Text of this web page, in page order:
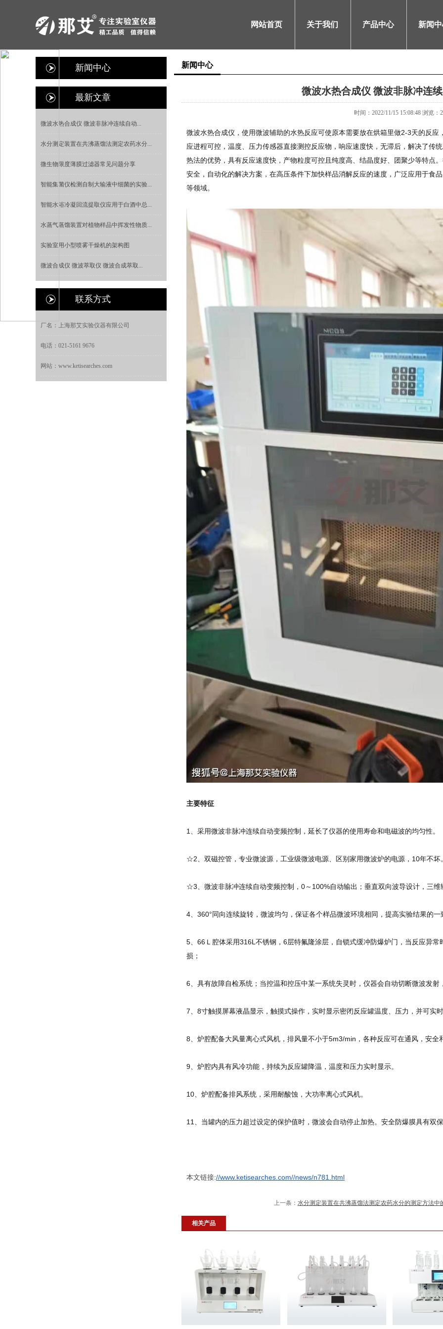
网站首页 关于我们 产品中心 新闻
新闻中心
最新文章
微波水热合成仪 微波非脉冲连续自动...
水分测定装置在共沸蒸馏法测定农药水分...
微生物限度薄膜过滤器常见问题分享
智能集菌仪检测自制大输液中细菌的实验...
智能水浴冷凝回流提取仪应用于白酒中总...
水蒸气蒸馏装置对植物样品中挥发性物质...
实验室用小型喷雾干燥机的架构图
微波合成仪 微波萃取仪 微波合成萃取...
联系方式
厂名：上海那艾实验仪器有限公司
电话：021-5161 9676
网站：www.ketisearches.com
新闻中心
微波水热合成仪 微波非脉冲连
时间：2022/11/15 15:08:48 浏览：
微波水热合成仪，使用微波辅助的水热反应可使原本需要放在烘箱里做2-3天的反
应进程可控，温度、压力传感器直接测控反应物，响应速度快，无滞后，解决了传
热法的优势，具有反应速度快，产物粒度可控且纯度高、结晶度好、团聚少等特点
安全，自动化的解决方案，在高压条件下加快样品消解反应的速度，广泛应用于食
等领域。
主要特征
1、采用微波非脉冲连续自动变频控制，延长了仪器的使用寿命和电磁波的均匀性。
☆2、双磁控管，专业微波源，工业级微波电源、区别家用微波炉的电源，10年不坏
☆3、微波非脉冲连续自动变频控制，0～100%自动输出；垂直双向波导设计，三
4、360°同向连续旋转，微波均匀，保证各个样品微波环境相同，提高实验结果的一
5、66Ｌ腔体采用316L不锈钢，6层特氟隆涂层，自锁式缓冲防爆炉门，当反应异
损；
6、具有故障自检系统；当控温和控压中某一系统失灵时，仪器会自动切断微波发射
7、8寸触摸屏幕液晶显示，触摸式操作，实时显示密闭反应罐温度、压力，并可实
8、炉腔配备大风量离心式风机，排风量不小于5m3/min，各种反应可在通风，安全
9、炉腔内具有风冷功能，持续为反应罐降温，温度和压力实时显示。
10、炉腔配备排风系统，采用耐酸蚀，大功率离心式风机。
11、当罐内的压力超过设定的保护值时，微波会自动停止加热。安全防爆膜具有双
本文链接://www.ketisearches.com//news/n781.html
上一条： 水分测定装置在共沸蒸馏法测定农药水分的测定方法中
相关产品